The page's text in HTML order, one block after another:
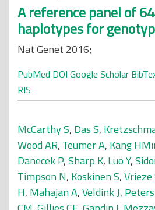
A reference panel of
haplotypes for
Nat Genet 2016;
PubMed DOI Google Scholar
RIS
McCarthy S, Das S,
Wood AR, Teumer A, Kang
Danecek P,Sharp K, Luo Y,
Timpson N, Koskinen S,Vrieze
H, Mahajan A,Veldink J,